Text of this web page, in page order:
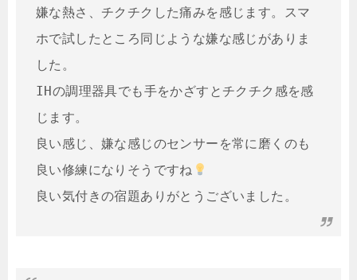
嫌な熱さ、チクチクした痛みを感じます。スマ
ホで試したところ同じような嫌な感じがありま
した。
IHの調理器具でも手をかざすとチクチク感を感
じます。
良い感じ、嫌な感じのセンサーを常に磨くのも
良い修練になりそうですね
良い気付きの宿題ありがとうございました。